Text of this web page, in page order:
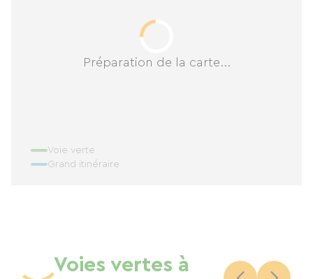
Préparation de la carte...
Voie verte
Grand itinéraire
Voies vertes à